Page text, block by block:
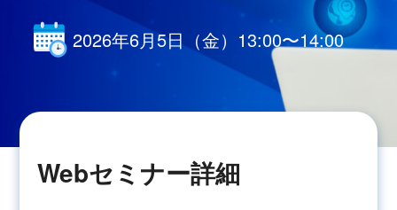
2026年6月5日（金）13:00〜14:00
Webセミナー詳細